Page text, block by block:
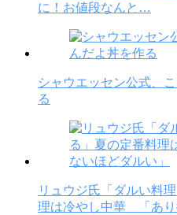
に！お値段なんと…
シャウエッセン公式、
る
リュウジ氏「ダルい料
理は冷やし中華 「あり